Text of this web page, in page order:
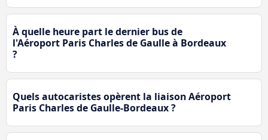
À quelle heure part le dernier bus de
l'Aéroport Paris Charles de Gaulle à Bordeaux
?
Quels autocaristes opèrent la liaison Aéroport
Paris Charles de Gaulle-Bordeaux ?